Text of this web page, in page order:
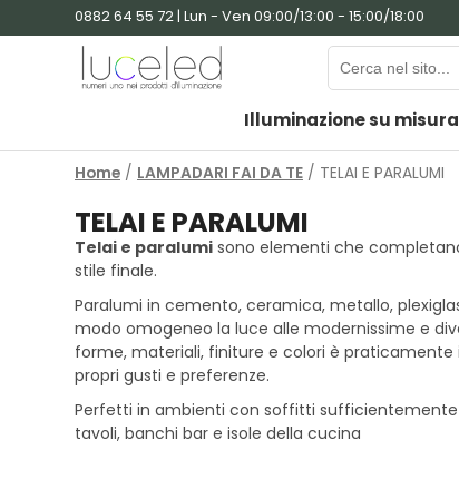
0882 64 55 72 | Lun - Ven 09:00/13:00 - 15:00/18:00
Illuminazione su misura
Home / LAMPADARI FAI DA TE / TELAI E PARALUMI
TELAI E PARALUMI
Telai e paralumi sono elementi che
stile finale.
Paralumi in cemento, ceramica, metallo,
modo omogeneo la luce alle modernissime e
forme, materiali, finiture e colori è
propri gusti e preferenze.
Perfetti in ambienti con soffitti sufficientemente
tavoli, banchi bar e isole della cucina